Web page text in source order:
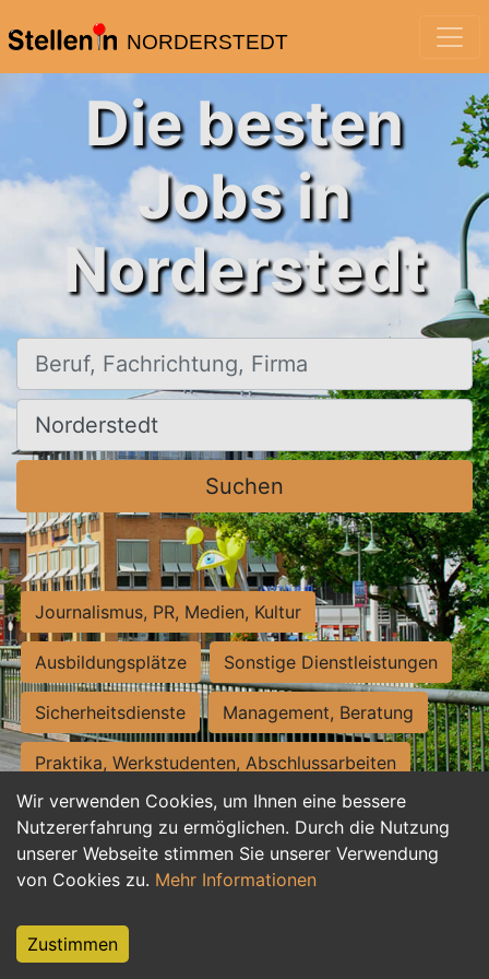
NORDERSTEDT
Wir verwenden Cookies, um Ihnen eine bessere
Nutzererfahrung zu ermöglichen. Durch die Nutzung
unserer Webseite stimmen Sie unserer Verwendung
von Cookies zu. Mehr Informationen
Zustimmen
Die besten
Jobs in
Norderstedt
Beruf, Fachrichtung, Firma
Ort, Stadt
Suchen
Journalismus, PR, Medien, Kultur
Ausbildungsplätze Sonstige Dienstleistungen
Sicherheitsdienste Management, Beratung
Praktika, Werkstudenten, Abschlussarbeiten
Personalwesen Assistenz, Sekretariat
Hilfskräfte, Aushilfs- und Nebenjobs
Weiterbildung, Studium, duale Ausbildung